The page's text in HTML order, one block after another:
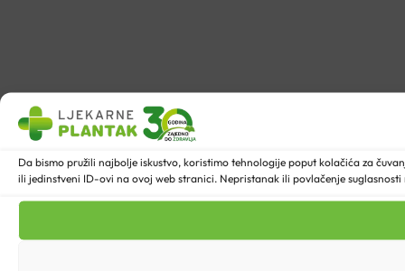
Da bismo pružili najbolje iskustvo, koristimo tehnologije poput kolačića za
ili jedinstveni ID-ovi na ovoj web stranici. Nepristanak ili povlačenje